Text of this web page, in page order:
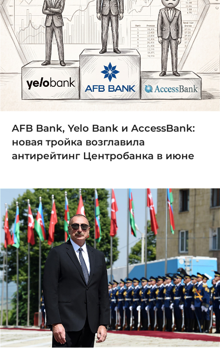
AFB Bank, Yelo Bank и AccessBank:
новая тройка возглавила
антирейтинг Центробанка в июне